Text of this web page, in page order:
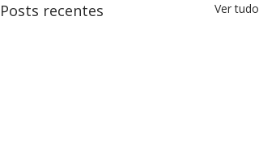
Posts recentes Ver tudo